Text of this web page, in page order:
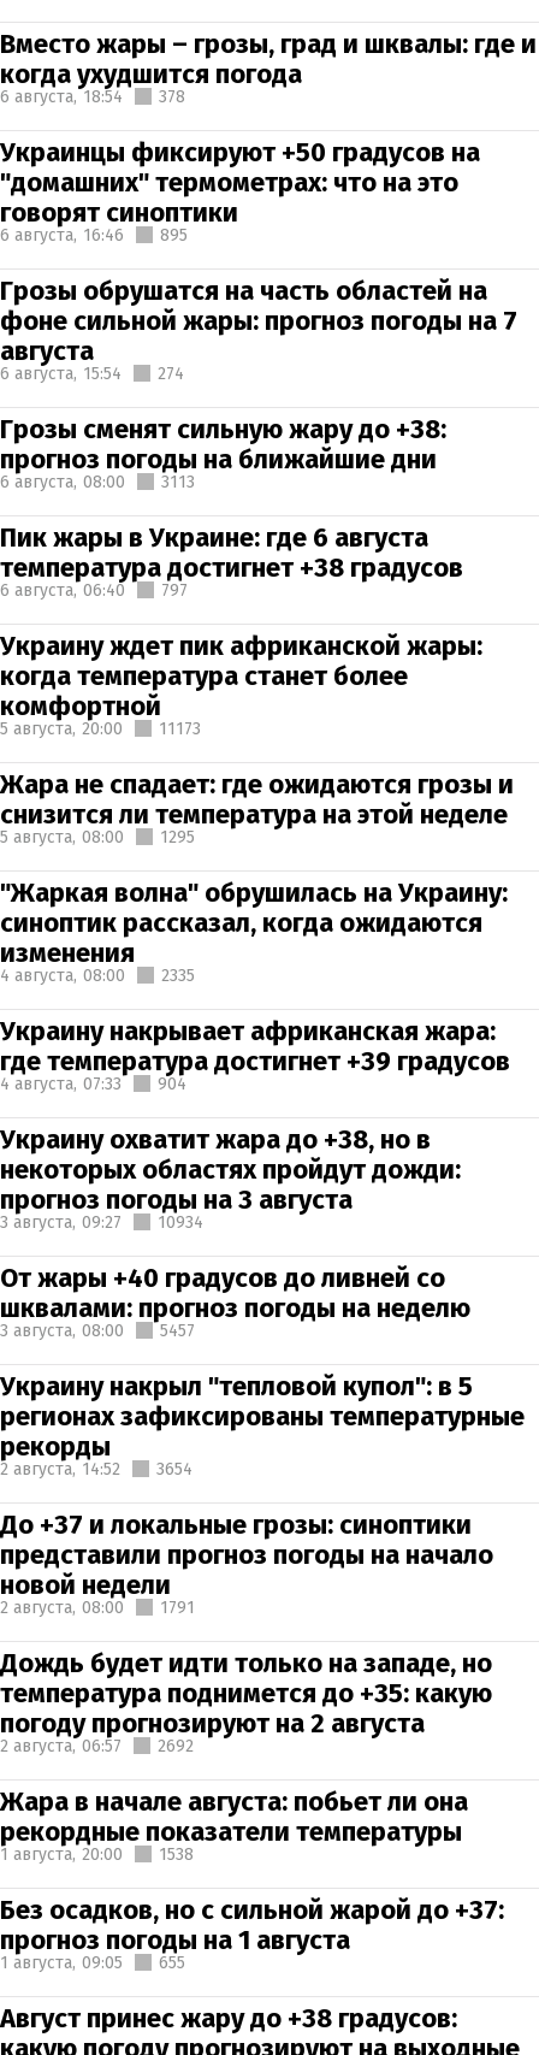
Вместо жары – грозы, град и шквалы: где и
когда ухудшится погода
6 августа, 18:54 378
Украинцы фиксируют +50 градусов на
"домашних" термометрах: что на это
говорят синоптики
6 августа, 16:46 895
Грозы обрушатся на часть областей на
фоне сильной жары: прогноз погоды на 7
августа
6 августа, 15:54 274
Грозы сменят сильную жару до +38:
прогноз погоды на ближайшие дни
6 августа, 08:00 3113
Пик жары в Украине: где 6 августа
температура достигнет +38 градусов
6 августа, 06:40 797
Украину ждет пик африканской жары:
когда температура станет более
комфортной
5 августа, 20:00 11173
Жара не спадает: где ожидаются грозы и
снизится ли температура на этой неделе
5 августа, 08:00 1295
"Жаркая волна" обрушилась на Украину:
синоптик рассказал, когда ожидаются
изменения
4 августа, 08:00 2335
Украину накрывает африканская жара:
где температура достигнет +39 градусов
4 августа, 07:33 904
Украину охватит жара до +38, но в
некоторых областях пройдут дожди:
прогноз погоды на 3 августа
3 августа, 09:27 10934
От жары +40 градусов до ливней со
шквалами: прогноз погоды на неделю
3 августа, 08:00 5457
Украину накрыл "тепловой купол": в 5
регионах зафиксированы температурные
рекорды
2 августа, 14:52 3654
До +37 и локальные грозы: синоптики
представили прогноз погоды на начало
новой недели
2 августа, 08:00 1791
Дождь будет идти только на западе, но
температура поднимется до +35: какую
погоду прогнозируют на 2 августа
2 августа, 06:57 2692
Жара в начале августа: побьет ли она
рекордные показатели температуры
1 августа, 20:00 1538
Без осадков, но с сильной жарой до +37:
прогноз погоды на 1 августа
1 августа, 09:05 655
Август принес жару до +38 градусов:
какую погоду прогнозируют на выходные